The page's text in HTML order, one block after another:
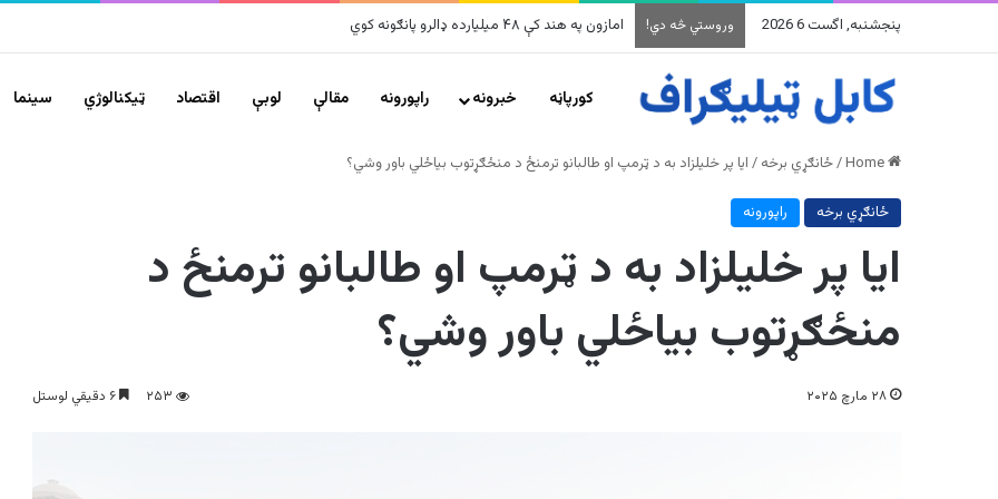
پنجشنبه, اگست 6 2026 وروستي څه دي! په وینزویلا کې زورورو زلزلو پراخ زیانونه اړولي
کورپاڼه خبرونه راپورونه مقالې لوبې اقتصاد ټیکنالوژي سينما
/ځانګړي برخه / ایا پر خلیلزاد به د ټرمپ او طالبانو ترمنځ د منځګړتوب بیاځلي باور وشي؟
ځانګړي برخه راپورونه
ایا پر خلیلزاد به د ټرمپ او طالبانو ترمنځ د
منځګړتوب بیاځلي باور وشي؟
۲۸ مارچ ۲۰۲۵ ۲۵۳